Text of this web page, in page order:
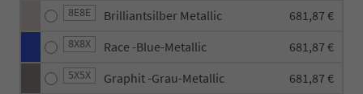
8E8E Brilliantsilber Metallic 681,87 €
8X8X Race -Blue-Metallic 681,87 €
5X5X Graphit -Grau-Metallic 681,87 €